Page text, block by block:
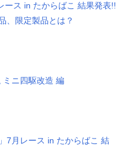
ース in たからばこ 結果発表!!
、限定製品とは？
ミニ四駆改造 編
7月レース in たからばこ 結